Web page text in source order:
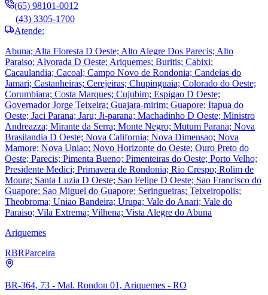
(65) 98101-0012
(43) 3305-1700
Atende:
Abuna; Alta Floresta D Oeste; Alto Alegre Dos Parecis; Alto
Paraiso; Alvorada D Oeste; Ariquemes; Buritis; Cabixi;
Cacaulandia; Cacoal; Campo Novo de Rondonia; Candeias do
Jamari; Castanheiras; Cerejeiras; Chupinguaia; Colorado do Oeste;
Corumbiara; Costa Marques; Cujubim; Espigao D Oeste;
Governador Jorge Teixeira; Guajara-mirim; Guapore; Itapua do
Oeste; Jaci Parana; Jaru; Ji-parana; Machadinho D Oeste; Ministro
Andreazza; Mirante da Serra; Monte Negro; Mutum Parana; Nova
Brasilandia D Oeste; Nova California; Nova Dimensao; Nova
Mamore; Nova Uniao; Novo Horizonte do Oeste; Ouro Preto do
Oeste; Parecis; Pimenta Bueno; Pimenteiras do Oeste; Porto Velho;
Presidente Medici; Primavera de Rondonia; Rio Crespo; Rolim de
Moura; Santa Luzia D Oeste; Sao Felipe D Oeste; Sao Francisco do
Guapore; Sao Miguel do Guapore; Seringueiras; Teixeiropolis;
Theobroma; Uniao Bandeira; Urupa; Vale do Anari; Vale do
Paraiso; Vila Extrema; Vilhena; Vista Alegre do Abuna
Ariquemes
RBRParceira
BR-364, 73 - Mal. Rondon 01, Ariquemes - RO